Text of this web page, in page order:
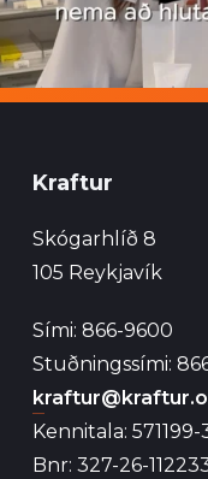
Kraftur
Skógarhlíð 8
105 Reykjavík
Sími: 866-9600
Stuðningssími:
Kennitala:
Bnr: 327-26-